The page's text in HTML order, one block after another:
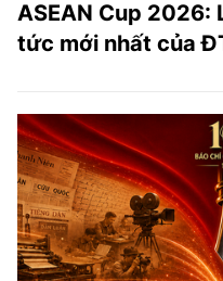
ASEAN Cup 2026:
tức mới nhất của